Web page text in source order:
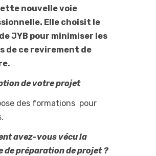
nouvelle voie
Elle choisit le
JYB pour minimiser les
de ce revirement de
de votre projet
des formations pour
avez-vous vécu la
de préparation de projet ?